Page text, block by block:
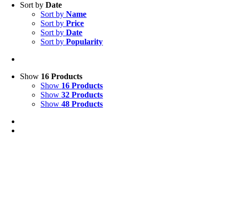
Sort byDate
Sort byName
Sort byPrice
Sort byDate
Sort byPopularity
Show 16 Products
Show 16 Products
Show32 Products
Show48 Products